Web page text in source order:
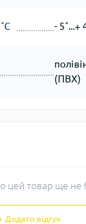
- 5˚...+
(ПВХ)
цей товар ще не
Додати відгук